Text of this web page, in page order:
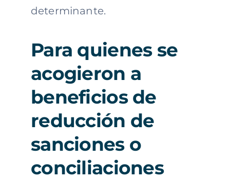
determinante.
Para quienes se
acogieron a
beneficios de
reducción de
sanciones o
conciliaciones